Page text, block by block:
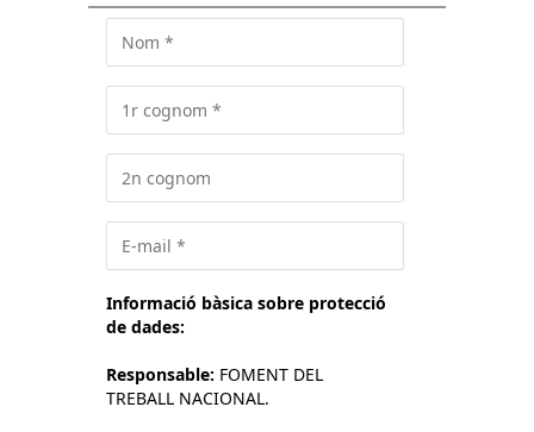
Informació bàsica sobre protecció
de dades:
Responsable: FOMENT DEL
TREBALL NACIONAL.